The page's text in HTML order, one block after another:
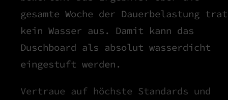
gesamte Woche der Dauerbelastung trat
kein Wasser aus. Damit kann das
Duschboard als absolut wasserdicht
eingestuft werden.
Vertraue auf höchste Standards und